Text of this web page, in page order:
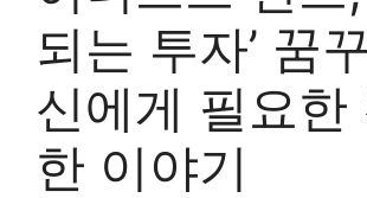
되는 투자’ 꿈
신에게 필요한
한 이야기